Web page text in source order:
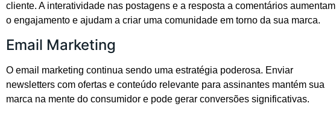
cliente. A interatividade nas postagens e a resposta a comentários aumentam
o engajamento e ajudam a criar uma comunidade em torno da sua marca.
Email Marketing
O email marketing continua sendo uma estratégia poderosa. Enviar
newsletters com ofertas e conteúdo relevante para assinantes mantém sua
marca na mente do consumidor e pode gerar conversões significativas.